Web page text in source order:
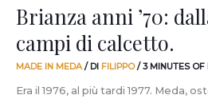
Brianza anni ’70:
campi di calcetto.
MADE IN MEDA / DI FILIPPO/3 MINUTES OF
Era il 1976, al più tardi 1977. Meda,